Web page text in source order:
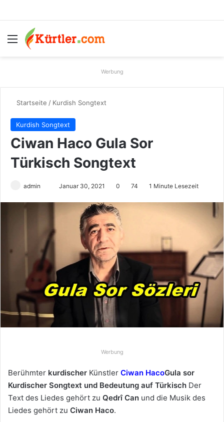
Menü
Werbung
Startseite / Kurdish Songtext
Kurdish Songtext
Ciwan Haco Gula Sor
Türkisch Songtext
admin
u
n
s
e
i
e
E
Januar 30, 2021 0 74 1 Minute Lesezeit
Werbung
Berühmter kurdischer Künstler Ciwan HacoGula sor
Kurdischer Songtext und Bedeutung auf Türkisch Der
Text des Liedes gehört zu Qedrî Can und die Musik des
Liedes gehört zu Ciwan Haco.